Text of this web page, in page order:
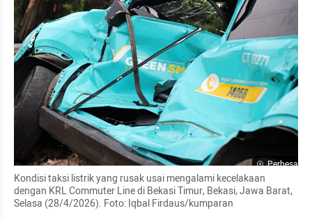
Perbesar
Kondisi taksi listrik yang rusak usai mengalami kecelakaan
dengan KRL Commuter Line di Bekasi Timur, Bekasi, Jawa Barat,
Selasa (28/4/2026). Foto: Iqbal Firdaus/kumparan